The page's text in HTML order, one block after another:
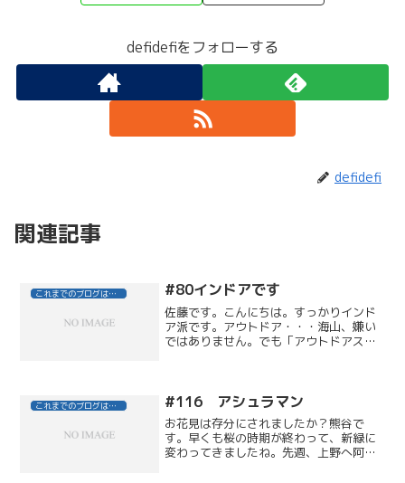
defidefiをフォローする
defidefi
関連記事
これまでのブログはこちら #80インドアです
佐藤です。こんにちは。すっかりインド
ア派です。アウトドア・・・海山、嫌い
ではありません。でも「アウトドアスポ
り、駅まで猛ダッシュ久しぶ...
これまでのブログはこちら #116 アシュラマン
お花見は存分にされましたか？熊谷で
す。早くも桜の時期が終わって、新緑に
変わってきましたね。先週、上野へ阿修